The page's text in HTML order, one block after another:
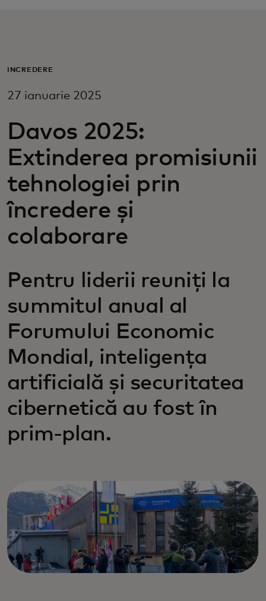
Pentru întreaga lume
Pentru inovatori
Știri și tendințe
ÎNCREDERE
27 ianuarie 2025
Davos 2025:
Extinderea promisiunii
tehnologiei prin
încredere și
colaborare
Pentru liderii reuniți la
summitul anual al
Forumului Economic
Mondial, inteligența
artificială și securitatea
cibernetică au fost în
prim-plan.